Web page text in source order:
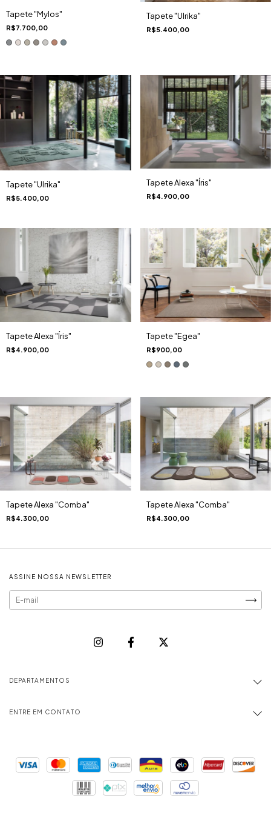
Tapete "Mylos"
R$7.700,00
Tapete "Ulrika"
R$5.400,00
Tapete "Ulrika"
R$5.400,00
Tapete Alexa "Íris"
R$4.900,00
Tapete Alexa "Íris"
R$4.900,00
Tapete "Egea"
R$900,00
Tapete Alexa "Comba"
R$4.300,00
Tapete Alexa "Comba"
R$4.300,00
ASSINE NOSSA NEWSLETTER
DEPARTAMENTOS
ENTRE EM CONTATO